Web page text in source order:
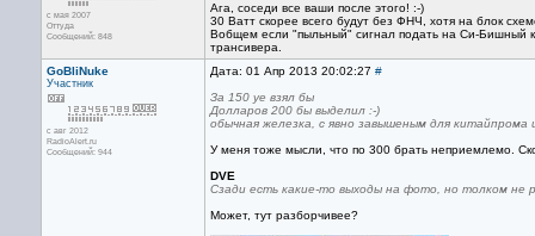
с мая 2007
Оттуда
Сообщений: 848
Ага, соседи все ваши после этого! :-)
30 Ватт скорее всего будут без ФНЧ, хотя на блок
Вобщем если "пыльный" сигнал подать на Си-Бишный
трансивера.
GoBliNuke
Участник
с авг 2012
RadioAlert.ru
Сообщений: 944
Дата: 01 Апр 2013 20:02:27 #
За 150 уе взял бы
Долларов 200 бы выделил :-)
обычная железка, с явно завышеным для китайпрома
У меня тоже мысли, что по 300 брать неприемлемо.
DVE
Сзади есть какие-то выходы на фото, но толком не
Может, тут разборчивее?